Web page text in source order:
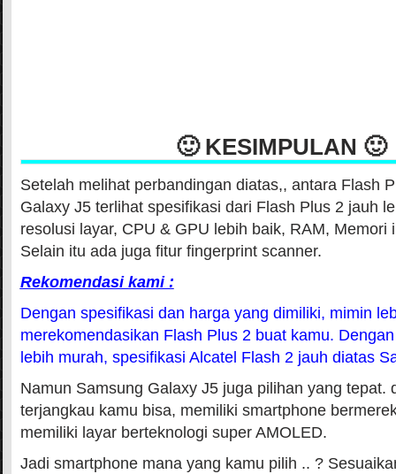
🙂 KESIMPULAN 🙂
Setelah melihat perbandingan diatas,, antara Flash
Galaxy J5 terlihat spesifikasi dari Flash Plus 2 jauh
resolusi layar, CPU & GPU lebih baik, RAM, Memori
Selain itu ada juga fitur fingerprint scanner.
Rekomendasi kami :
Dengan spesifikasi dan harga yang dimiliki, mimin
merekomendasikan Flash Plus 2 buat kamu.
lebih murah, spesifikasi Alcatel Flash 2 jauh diatas
Namun Samsung Galaxy J5 juga pilihan yang tepat.
terjangkau kamu bisa, memiliki smartphone
memiliki layar berteknologi super AMOLED.
Jadi smartphone mana yang kamu pilih .. ?